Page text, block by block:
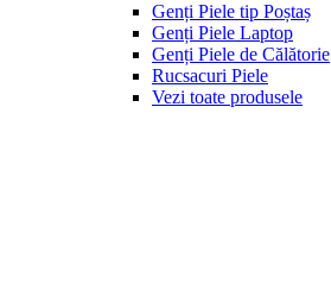
Genți Piele tip Poștaș
Genți Piele Laptop
Genți Piele de Călătorie
Rucsacuri Piele
Vezi toate produsele